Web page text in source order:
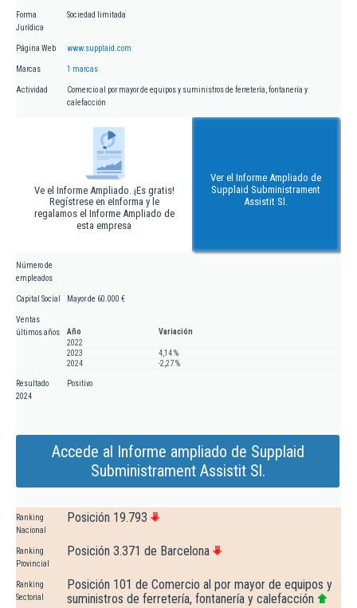
Forma
Jurídica
Sociedad limitada
Página Web www.supplaid.com
Marcas 1 marcas
Actividad
Comercio al por mayor de equipos y suministros de ferretería, fontanería y
calefacción
Ve el Informe Ampliado. ¡Es gratis!
Regístrese en eInforma y le
regalamos el Informe Ampliado de
esta empresa
Ver el Informe Ampliado de
Supplaid Subministrament
Assistit Sl.
Número de
empleados
Capital Social Mayor de 60.000 €
Ventas
últimos años
Año
Variación
2022
2023
4,14 %
2024
-2,27 %
Resultado
2024
Positivo
Accede al Informe ampliado de Supplaid
Subministrament Assistit Sl.
Ranking
Nacional
Posición 19.793
Ranking
Provincial
Posición 3.371 de Barcelona
Ranking
Sectorial
Posición 101 de Comercio al por mayor de equipos y
suministros de ferretería, fontanería y calefacción